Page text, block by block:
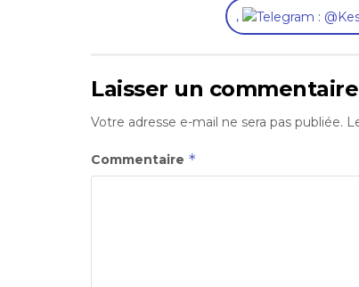
,
Laisser un commentaire
Votre adresse e-mail ne sera pas publiée.
Commentaire *